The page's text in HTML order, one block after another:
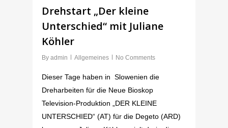
Drehstart „Der kleine
Unterschied“ mit Juliane
Köhler
By admin Allgemeines No Comments
Dieser Tage haben in Slowenien die
Dreharbeiten für die Neue Bioskop
Television-Produktion „DER KLEINE
UNTERSCHIED“ (AT) für die Degeto (ARD)